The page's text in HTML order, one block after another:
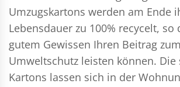
Umzugskartons werden am Ende
Lebensdauer zu 100% recycelt, so
gutem Gewissen Ihren Beitrag zum
Umweltschutz leisten können. Die
Kartons lassen sich in der